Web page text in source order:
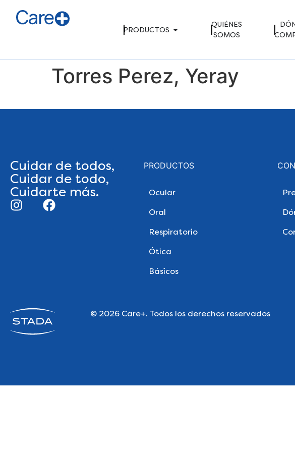
PRODUCTOS
QUIÉNES
SOMOS
Torres Perez, Yeray
Cuidar de todos,
Cuidar de todo,
Cuidarte más.
PRODUCTOS
Ocular
Oral
Respiratorio
Ótica
Básicos
© 2026 Care+. Todos los derechos reservados